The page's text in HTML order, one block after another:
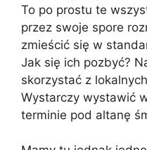
To po prostu te
przez swoje spore
zmieścić się w
Jak się ich pozbyć?
skorzystać z
Wystarczy wystawić
terminie pod altanę